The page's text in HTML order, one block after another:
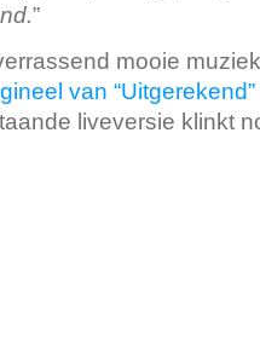
”
mooie
van
liveversie klinkt